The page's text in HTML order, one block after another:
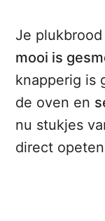
Je
mooi is
knapperig is
de oven en
nu stukjes
direct